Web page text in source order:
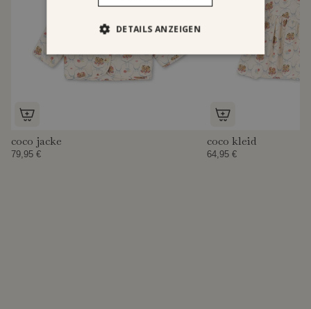
coco jacke
79,95 €
coco kleid
64,95 €
DETAILS ANZEIGEN